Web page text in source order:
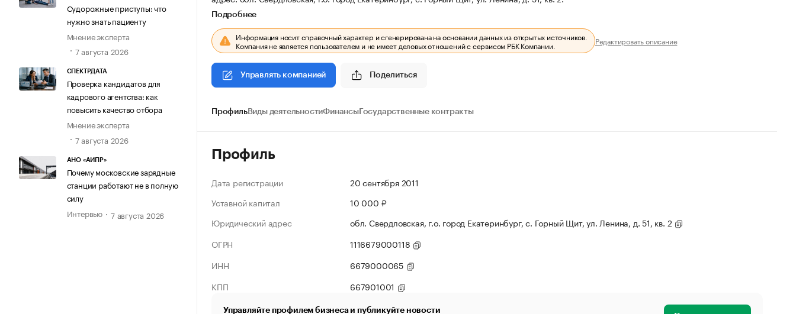
Судорожные приступы: что
нужно знать пациенту
Мнение эксперта
7 августа 2026
СПЕКТРДАТА
Проверка кандидатов для
кадрового агентства: как
повысить качество отбора
Мнение эксперта
7 августа 2026
АНО «АИПР»
Почему московские зарядные
станции работают не в полную
силу
Интервью
7 августа 2026
Подробнее
Информация носит справочный характер и сгенерирована на основании данных из открытых источников.
Компания не является пользователем и не имеет деловых отношений с сервисом РБК Компании. Редактировать описание
Управлять компанией Поделиться
ПрофильВиды деятельностиФинансыГосударственные контракты
Профиль
Дата регистрации
20 сентября 2011
Уставной капитал
10 000 ₽
Юридический адрес
обл. Свердловская, г.о. город Екатеринбург, с. Горный Щит, ул. Ленина, д. 51, кв. 2
ОГРН
1116679000118
ИНН
6679000065
КПП
667901001
Управляйте профилем бизнеса и публикуйте новости